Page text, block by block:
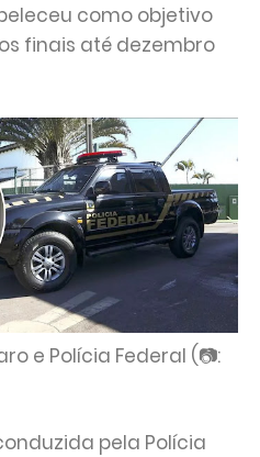
como objetivo
finais até dezembro
e Polícia Federal (📷:
pela Polícia